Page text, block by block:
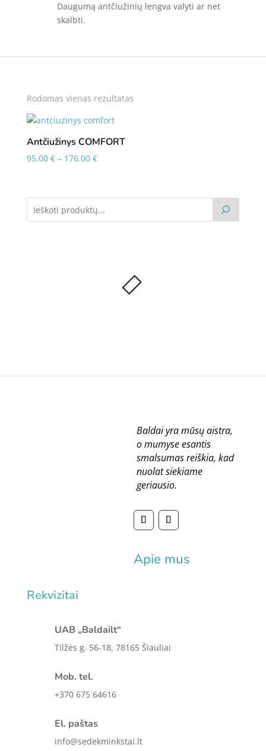
Daugumą antčiužinių lengva valyti ar net
skalbti.
Rodomas vienas rezultatas
Antčiužinys COMFORT
95.00 € – 176.00 €Price
through
176.00 €
Baldai yra mūsų aistra,
o mumyse esantis
smalsumas reiškia, kad
nuolat siekiame
geriausio.
Apie mus
Rekvizitai
UAB „Baldailt“
Tilžės g. 56-18, 78165 Šiauliai
Mob. tel.
+370 675 64616
El. paštas
info@sedekminkstai.lt